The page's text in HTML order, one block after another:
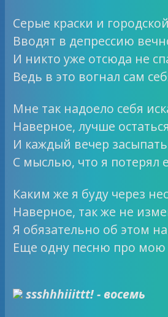
Серые краски и
Вводят в депрессию
И никто уже отсюда не
Ведь в это вогнал сам
Мне так надоело себя
Наверное, лучше
И каждый вечер засыпать
С мыслью, что я потерял
Каким же я буду через
Наверное, так же не
Я обязательно об этом
Еще одну песню про мою
ssshhhiiittt! - восемь